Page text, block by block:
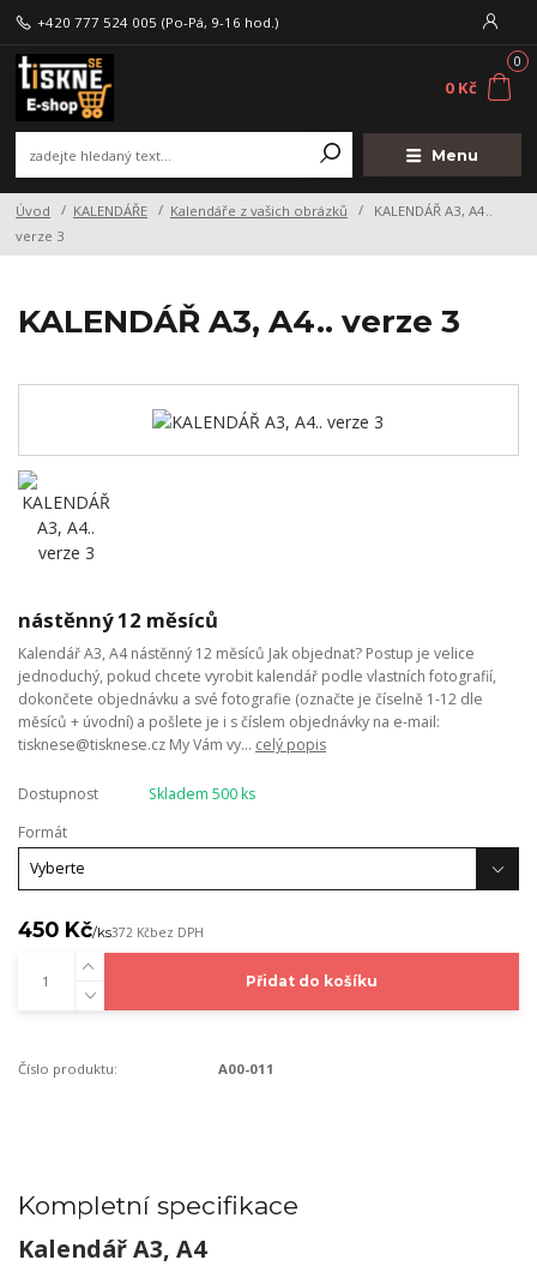
Menu
+420 777 524 005 (Po-Pá, 9-16 hod.)
0
0 Kč
Úvod KALENDÁŘE Kalendáře z vašich obrázků
KALENDÁŘ A3, A4..
verze 3
KALENDÁŘ A3, A4.. verze 3
nástěnný 12 měsíců
Kalendář A3, A4 nástěnný 12 měsíců Jak objednat? Postup je velice
jednoduchý, pokud chcete vyrobit kalendář podle vlastních fotografií,
dokončete objednávku a své fotografie (označte je číselně 1-12 dle
měsíců + úvodní) a pošlete je i s číslem objednávky na e-mail:
tisknese@tisknese.cz My Vám vy... celý popis
Dostupnost
Skladem 500 ks
Formát
450 Kč/ks372 Kčbez DPH
Přidat do košíku
Číslo produktu: A00-011
Kompletní specifikace
Kalendář A3, A4